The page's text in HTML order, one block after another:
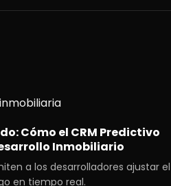
Cómo el CRM Predictivo
Inmobiliario
a los desarrolladores ajustar el
en tiempo real.